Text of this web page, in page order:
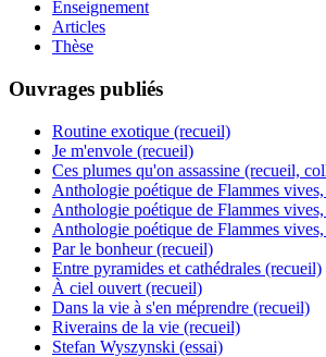
Enseignement
Articles
Thèse
Ouvrages publiés
Routine exotique (recueil)
Je m'envole (recueil)
Ces plumes qu'on assassine (recueil,
Anthologie poétique de Flammes
Anthologie poétique de Flammes
Anthologie poétique de Flammes
Par le bonheur (recueil)
Entre pyramides et cathédrales (recueil)
À ciel ouvert (recueil)
Dans la vie à s'en méprendre (recueil)
Riverains de la vie (recueil)
Stefan Wyszynski (essai)